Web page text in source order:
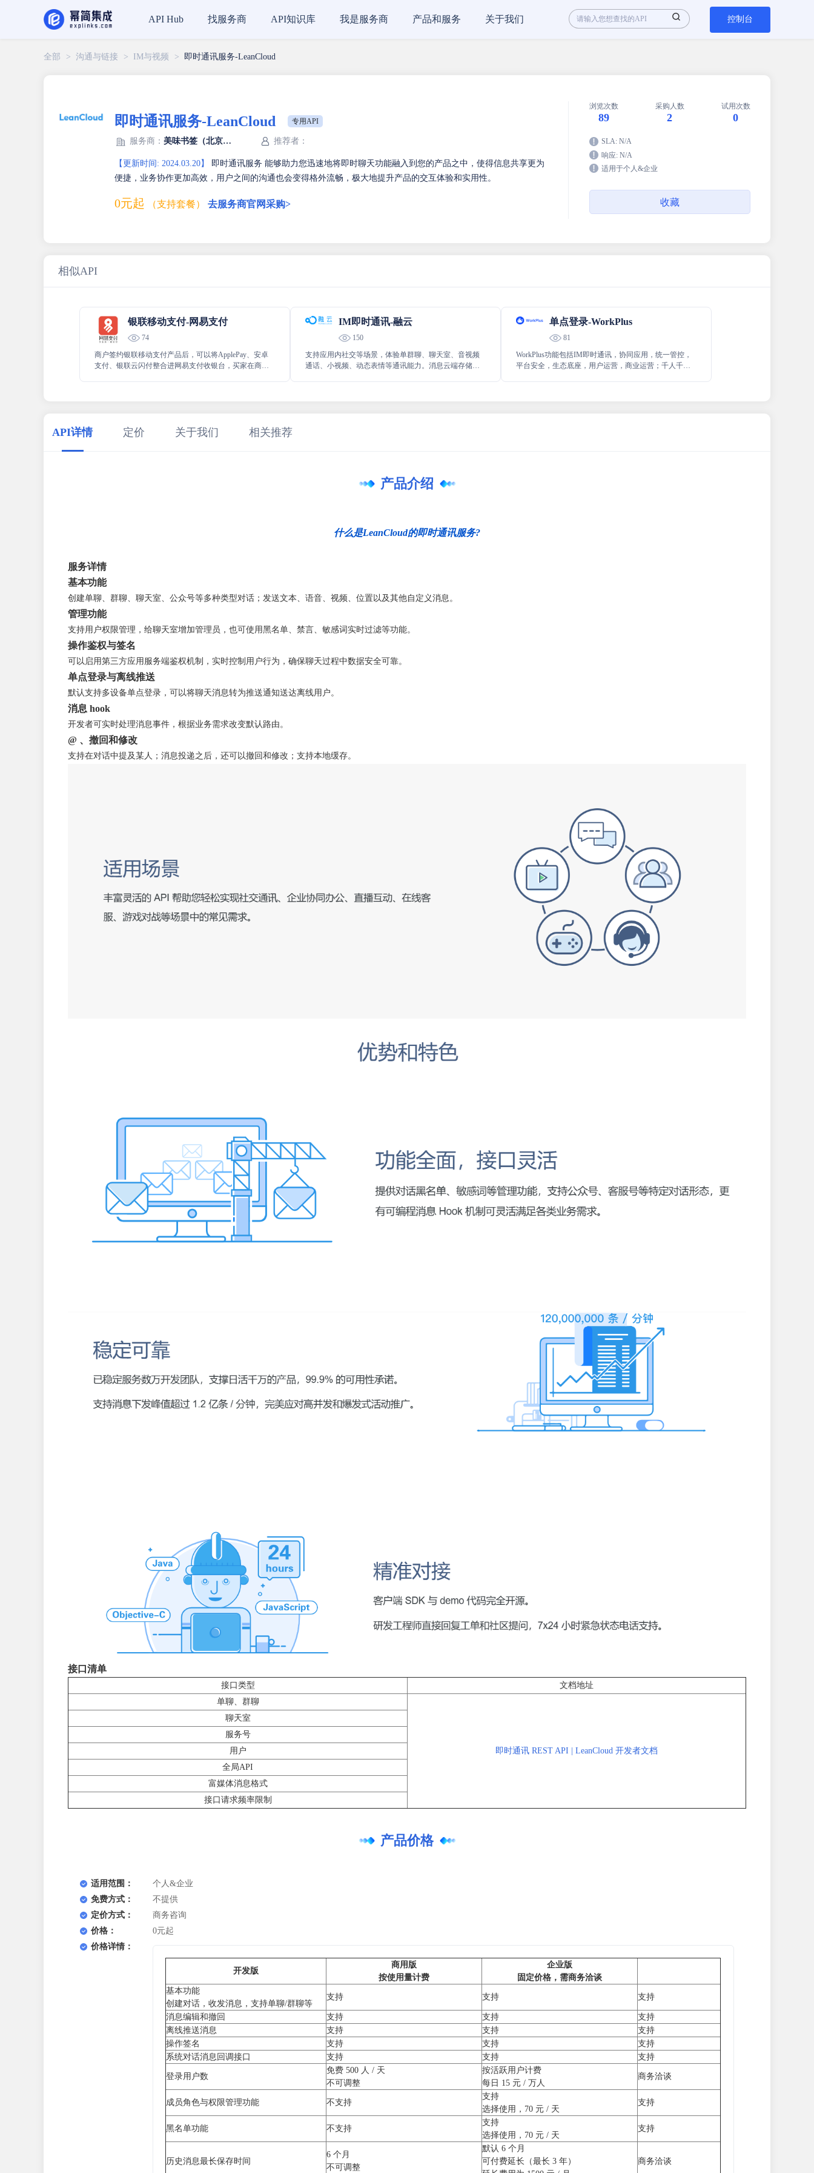
API Hub 找服务商 API知识库 我是服务商 产品和服务 关于我们 控制台
全部 > 沟通与链接 > IM与视频 > 即时通讯服务-LeanCloud
即时通讯服务-LeanCloud 专用API
服务商： 美味书签（北京）信息技术有限公司 推荐者：
【更新时间: 2024.03.20】
即时通讯服务 能够助力您迅速地将即时聊天功能融入到您的产品之中，使得信息共享更为
便捷，业务协作更加高效，用户之间的沟通也会变得格外流畅，极大地提升产品的交互体验和实用性。
0元起 （支持套餐） 去服务商官网采购>
浏览次数
89
采购人数
2
试用次数
0
SLA: N/A
响应: N/A
适用于个人&企业
收藏
相似API
银联移动支付-网易支付
74
商户签约银联移动支付产品后，可以将ApplePay、安卓
支付、银联云闪付整合进网易支付收银台，买家在商家
IM即时通讯-融云
150
支持应用内社交等场景，体验单群聊、聊天室、音视频
通话、小视频、动态表情等通讯能力。消息云端存储，
单点登录-WorkPlus
81
WorkPlus功能包括IM即时通讯，协同应用，统一管控，
平台安全，生态底座，用户运营，商业运营；千人千
API详情 定价 关于我们 相关推荐
产品介绍
什么是LeanCloud的即时通讯服务?
服务详情
基本功能
创建单聊、群聊、聊天室、公众号等多种类型对话；发送文本、语音、视频、位置以及其他自定义消息。
管理功能
支持用户权限管理，给聊天室增加管理员，也可使用黑名单、禁言、敏感词实时过滤等功能。
操作鉴权与签名
可以启用第三方应用服务端鉴权机制，实时控制用户行为，确保聊天过程中数据安全可靠。
单点登录与离线推送
默认支持多设备单点登录，可以将聊天消息转为推送通知送达离线用户。
消息 hook
开发者可实时处理消息事件，根据业务需求改变默认路由。
@ 、撤回和修改
支持在对话中提及某人；消息投递之后，还可以撤回和修改；支持本地缓存。
接口清单
接口类型
文档地址
单聊、群聊
即时通讯 REST API | LeanCloud 开发者文档
聊天室
服务号
用户
全局API
富媒体消息格式
接口请求频率限制
产品价格
适用范围：
个人&企业
免费方式：
不提供
定价方式：
商务咨询
价格：
0元起
价格详情：
开发版
商用版
按使用量计费
企业版
固定价格，需商务洽谈
基本功能
创建对话，收发消息，支持单聊/群聊等
支持 支持 支持
消息编辑和撤回 支持 支持
支持
离线推送消息
支持 支持
支持
操作签名
支持 支持
支持
系统对话消息回调接口
支持 支持 支持
登录用户数
免费 500 人 / 天
不可调整
按活跃用户计费
每日 15 元 / 万人
商务洽谈
成员角色与权限管理功能 不支持
支持
选择使用，70 元 / 天
支持
黑名单功能 不支持
支持
选择使用，70 元 / 天
支持
历史消息最长保存时间
6 个月
不可调整
默认 6 个月
可付费延长（最长 3 年）
商务洽谈